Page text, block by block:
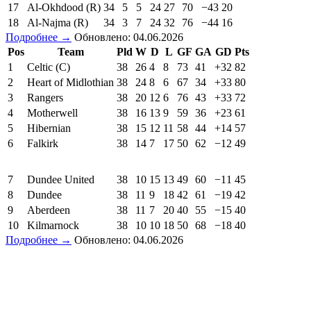
17
Al-Okhdood (R) 34 5 5 24 27 70 −43 20
18
Al-Najma (R) 34 3 7 24 32 76 −44 16
Подробнее → Обновлено: 04.06.2026
Pos
Team Pld W D L GF GA GD Pts
1
Celtic (C) 38 26 4 8 73 41 +32 82
2
Heart of Midlothian 38 24 8 6 67 34 +33 80
3
Rangers 38 20 12 6 76 43 +33 72
4
Motherwell 38 16 13 9 59 36 +23 61
5
Hibernian 38 15 12 11 58 44 +14 57
6
Falkirk 38 14 7 17 50 62 −12 49
7 Dundee United 38 10 15 13 49 60 −11 45
8
Dundee 38 11 9 18 42 61 −19 42
9
Aberdeen 38 11 7 20 40 55 −15 40
10
Kilmarnock 38 10 10 18 50 68 −18 40
Подробнее → Обновлено: 04.06.2026